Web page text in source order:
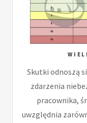
Skutki odnoszą
zdarzenia
pracownika,
uwzględnia